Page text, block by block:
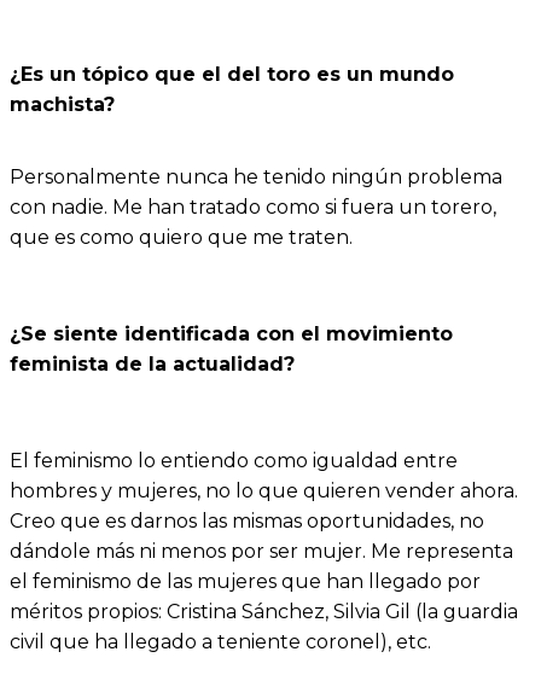
¿Es un tópico que el del toro es un mundo
machista?
Personalmente nunca he tenido ningún problema
con nadie. Me han tratado como si fuera un torero,
que es como quiero que me traten.
¿Se siente identificada con el movimiento
feminista de la actualidad?
El feminismo lo entiendo como igualdad entre
hombres y mujeres, no lo que quieren vender ahora.
Creo que es darnos las mismas oportunidades, no
dándole más ni menos por ser mujer. Me representa
el feminismo de las mujeres que han llegado por
méritos propios: Cristina Sánchez, Silvia Gil (la guardia
civil que ha llegado a teniente coronel), etc.